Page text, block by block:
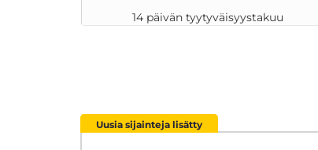
14 päivän tyytyväisyystakuu
Uusia sijainteja lisätty